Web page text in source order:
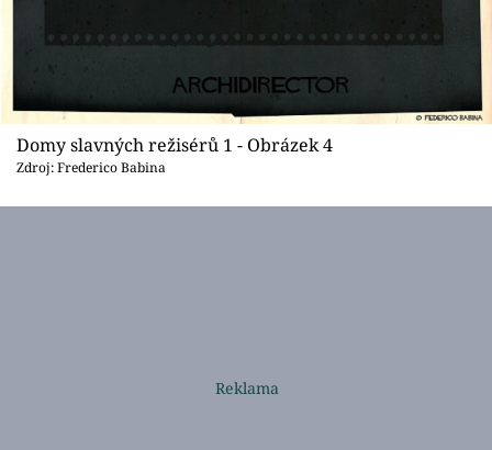
Domy slavných režisérů 1 - Obrázek 4
Zdroj: Frederico Babina